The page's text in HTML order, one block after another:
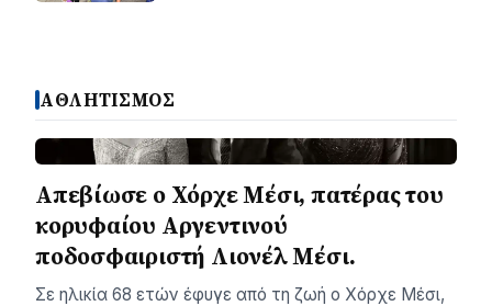
ΑΘΛΗΤΙΣΜΟΣ
Απεβίωσε ο Χόρχε Μέσι, πατέρας του
κορυφαίου Αργεντινού
ποδοσφαιριστή Λιονέλ Μέσι.
Σε ηλικία 68 ετών έφυγε από τη ζωή ο Χόρχε Μέσι,